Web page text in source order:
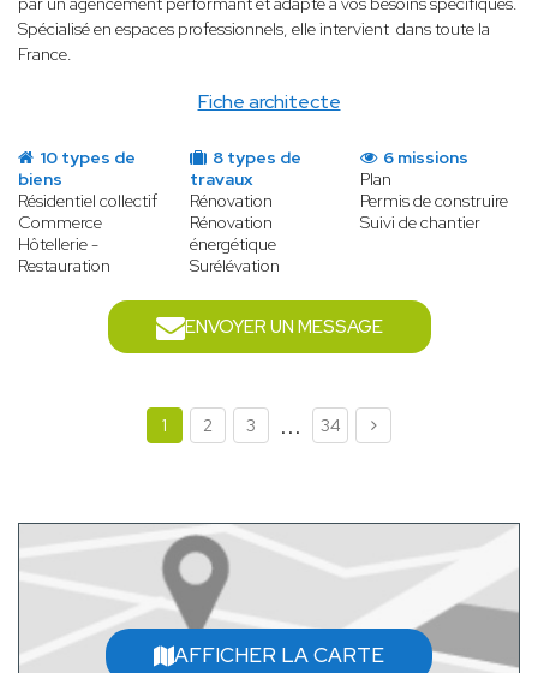
Fiche architecte
Spécialisé en espaces professionnels, elle intervient dans toute la
France.
10 types de
biens
Résidentiel collectif
Commerce
Hôtellerie -
Restauration
8 types de
travaux
Rénovation
Rénovation
énergétique
Surélévation
6 missions
Plan
Permis de construire
Suivi de chantier
ENVOYER UN MESSAGE
1 2 3 ... 34
AFFICHER LA CARTE